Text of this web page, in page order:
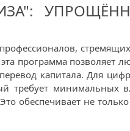
программа позволяет
капитала. Для
требует
обеспечивает не